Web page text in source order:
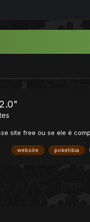
site free ou se ele é
website poketibia